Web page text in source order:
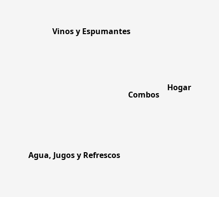
Vinos y Espumantes
Agua, Jugos y Refrescos
Combos
Hogar